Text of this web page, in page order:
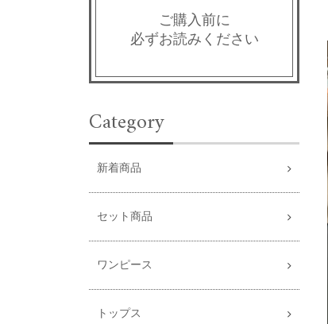
ご購入前に
必ずお読みください
Category
新着商品
セット商品
ワンピース
トップス